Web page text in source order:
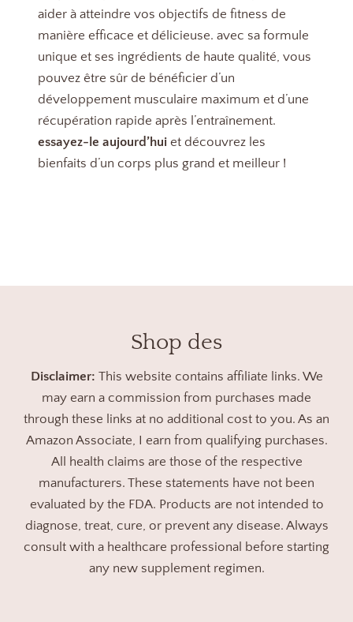
aider à atteindre vos objectifs de fitness de
manière efficace et délicieuse. avec sa formule
unique et ses ingrédients de haute qualité, vous
pouvez être sûr de bénéficier d’un
développement musculaire maximum et d’une
récupération rapide après l’entraînement.
essayez-le aujourd’hui et découvrez les
bienfaits d’un corps plus grand et meilleur !
Shop des
Disclaimer: This website contains affiliate links. We
may earn a commission from purchases made
through these links at no additional cost to you. As an
Amazon Associate, I earn from qualifying purchases.
All health claims are those of the respective
manufacturers. These statements have not been
evaluated by the FDA. Products are not intended to
diagnose, treat, cure, or prevent any disease. Always
consult with a healthcare professional before starting
any new supplement regimen.